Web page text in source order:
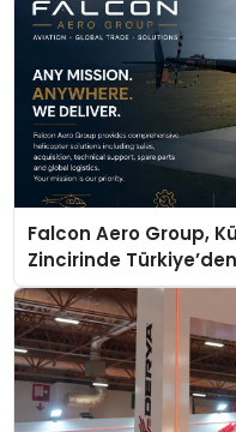
Falcon Aero Group,
Zincirinde